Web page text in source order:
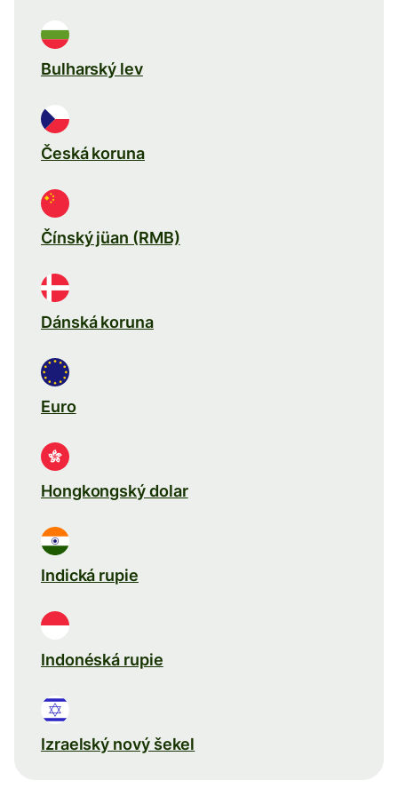
Bulharský lev
Česká koruna
Čínský jüan (RMB)
Dánská koruna
Euro
Hongkongský dolar
Indická rupie
Indonéská rupie
Izraelský nový šekel